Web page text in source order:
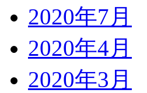
2020年7月
2020年4月
2020年3月